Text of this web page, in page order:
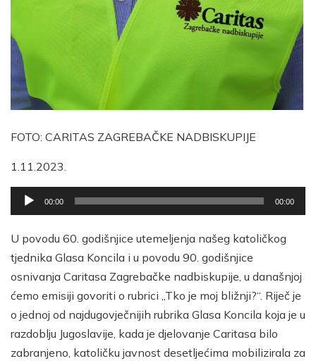
FOTO: CARITAS ZAGREBAČKE NADBISKUPIJE
1.11.2023.
Reproduktor
audiozapisa
00:00 00:00
U povodu 60. godišnjice utemeljenja našeg katoličkog
tjednika Glasa Koncila i u povodu 90. godišnjice
osnivanja Caritasa Zagrebačke nadbiskupije, u današnjoj
ćemo emisiji govoriti o rubrici „Tko je moj bližnji?“. Riječ je
o jednoj od najdugovječnijih rubrika Glasa Koncila koja je u
razdoblju Jugoslavije, kada je djelovanje Caritasa bilo
zabranjeno, katoličku javnost desetljećima mobilizirala za